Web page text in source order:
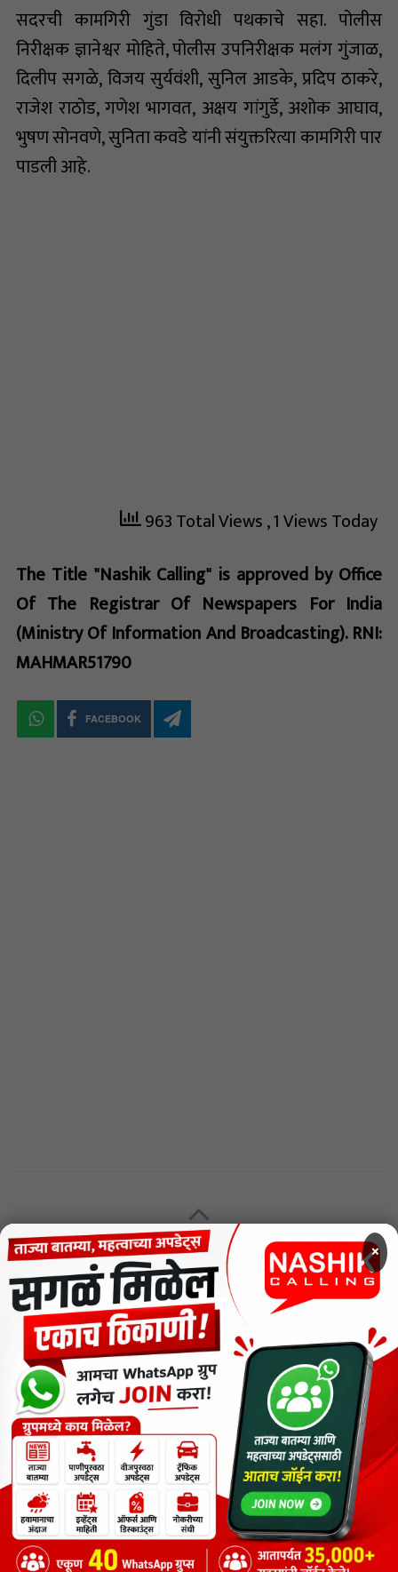
सदरची कामगिरी गुंडा विरोधी पथकाचे सहा. पोलीस
निरीक्षक ज्ञानेश्वर मोहिते, पोलीस उपनिरीक्षक मलंग गुंजाळ,
दिलीप सगळे, विजय सुर्यवंशी, सुनिल आडके, प्रदिप ठाकरे,
राजेश राठोड, गणेश भागवत, अक्षय गांगुर्डे, अशोक आघाव,
भुषण सोनवणे, सुनिता कवडे यांनी संयुक्तरित्या कामगिरी पार
पाडली आहे.
963 Total Views, 1 Views Today
The Title "Nashik Calling" is approved by Office
Of The Registrar Of Newspapers For India
(Ministry Of Information And Broadcasting). RNI:
MAHMAR51790
FACEBOOK
MENU
CODE OF ETHICS FOR DIGITAL NEWS WEBSITES
Contact Us
Privacy Policy
Short News
ThemeNcode PDF Viewer SC [Do not Delete]
वाचकांना विनम्र सूचना
Nashik Calling - Nashik News in MarathiCopyright © 2026.Copyrights
×